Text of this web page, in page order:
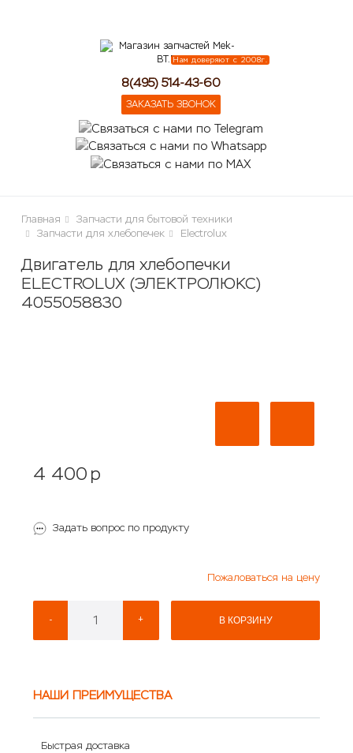
Нам доверяют с 2008г.
8(495) 514-43-60
ЗАКАЗАТЬ ЗВОНОК
Главная
Запчасти для бытовой техники
Запчасти для хлебопечек
Electrolux
Двигатель для хлебопечки
ELECTROLUX (ЭЛЕКТРОЛЮКС)
4055058830
4 400 p
Задать вопрос по продукту
Пожаловаться на цену
- + В КОРЗИНУ
НАШИ ПРЕИМУЩЕСТВА
Быстрая доставка